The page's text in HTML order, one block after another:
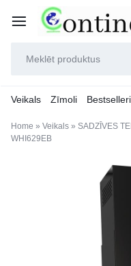
Veikals Zīmoli Bestselleri
Home » Veikals » SADZĪVES
WHI629EB